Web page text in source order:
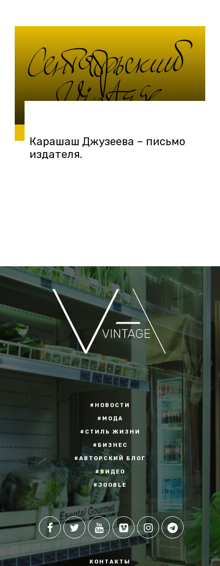
Карашаш Джузеева – письмо
издателя.
#НОВОСТИ
#МОДА
#СТИЛЬ ЖИЗНИ
#БИЗНЕС
#АВТОРСКИЙ БЛОГ
#ВИДЕО
#JOOBLE
КОНТАКТЫ